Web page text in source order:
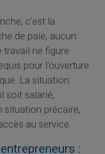
c'est la
de paie, aucun
ne figure
pour l'ouverture
La situation
soit salarié,
situation précaire,
au service.
: